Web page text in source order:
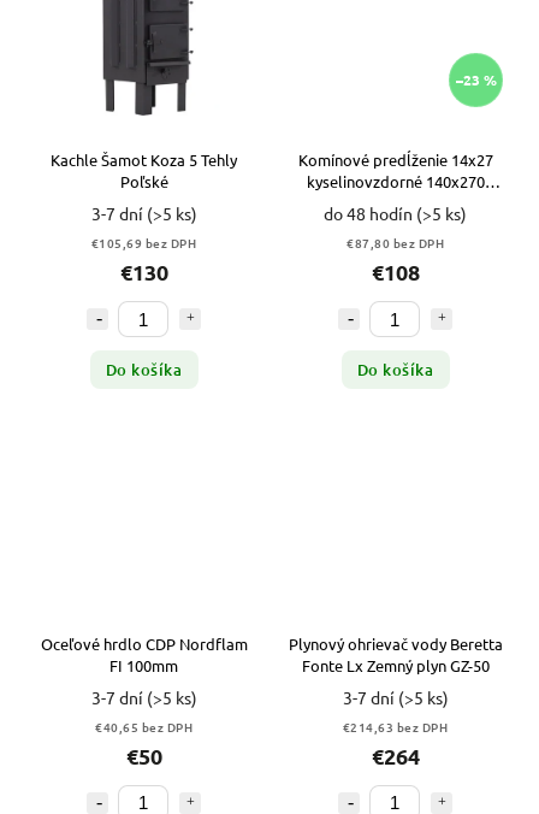
Kachle Šamot Koza 5 Tehly
Poľské
3-7 dní (>5 ks)
€105,69 bez DPH
€130
Do košíka
–23 %
Komínové predĺženie 14x27
kyselinovzdorné 140x270
HRUBÉ - 1m VYPR
do 48 hodín (>5 ks)
€87,80 bez DPH
€108
Do košíka
Oceľové hrdlo CDP Nordflam
FI 100mm
3-7 dní (>5 ks)
€40,65 bez DPH
€50
Plynový ohrievač vody Beretta
Fonte Lx Zemný plyn GZ-50
3-7 dní (>5 ks)
€214,63 bez DPH
€264